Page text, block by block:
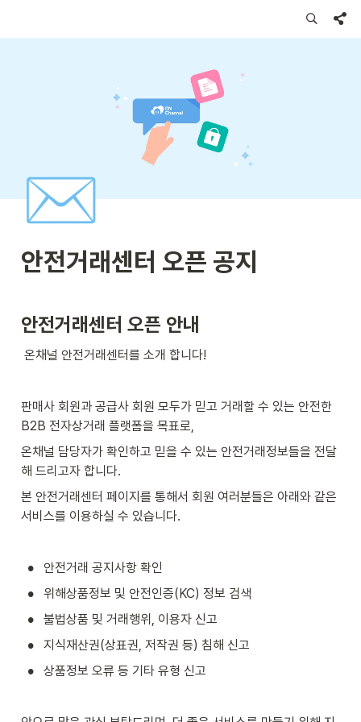
✉️
안전거래센터 오픈 공지
안전거래센터 오픈 안내
온채널 안전거래센터를 소개 합니다!
판매사 회원과 공급사 회원 모두가 믿고 거래할 수 있는 안전한
B2B 전자상거래 플랫폼을 목표로,
온채널 담당자가 확인하고 믿을 수 있는 안전거래정보들을 전달
해 드리고자 합니다.
본 안전거래센터 페이지를 통해서 회원 여러분들은 아래와 같은
서비스를 이용하실 수 있습니다.
• 안전거래 공지사항 확인
• 위해상품정보 및 안전인증(KC) 정보 검색
• 불법상품 및 거래행위, 이용자 신고
• 지식재산권(상표권, 저작권 등) 침해 신고
• 상품정보 오류 등 기타 유형 신고